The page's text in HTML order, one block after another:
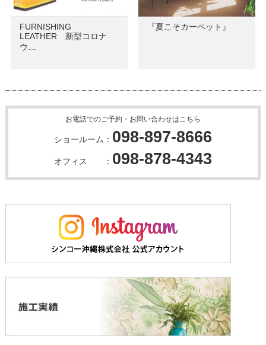
FURNISHING
LEATHER 新型コロナ
ウ…
『夏こそカーペット』
お電話でのご予約・お問い合わせはこちら
ショールーム： 098-897-8666
オフィス ： 098-878-4343